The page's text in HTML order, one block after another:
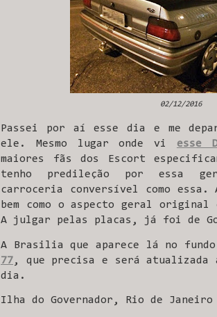
02/12/2016
Passei por aí esse dia e me
ele. Mesmo lugar onde vi esse
maiores fãs dos Escort
tenho predileção por essa
carroceria conversível como essa.
bem como o aspecto geral original
A julgar pelas placas, já foi de
A Brasilia que aparece lá no
77, que precisa e será atualizada
dia.
Ilha do Governador, Rio de